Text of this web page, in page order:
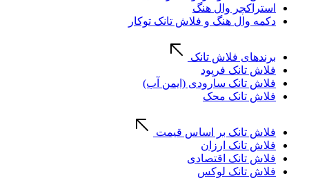
استراکچر وال هنگ
دکمه وال هنگ و فلاش تانک توکار
برندهای فلاش تانک
فلاش تانک فرپود
فلاش تانک سارودی (ایمن آب)
فلاش تانک محک
فلاش تانک بر اساس قیمت
فلاش تانک ارزان
فلاش تانک اقتصادی
فلاش تانک لوکس